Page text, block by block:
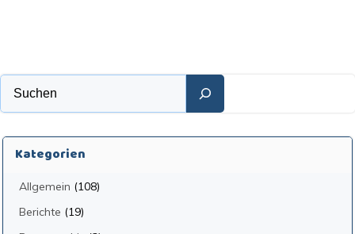
Kategorien
Allgemein (108)
Berichte (19)